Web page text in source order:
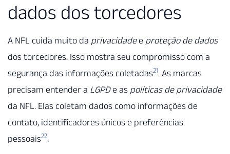
dados dos torcedores
A NFL cuida muito da privacidadee proteção de dados
dos torcedores. Isso mostra seu compromisso com a
segurança das informações coletadas21. As marcas
precisam entender a LGPDe as políticas de privacidade
da NFL. Elas coletam dados como informações de
contato, identificadores únicos e preferências
pessoais22.